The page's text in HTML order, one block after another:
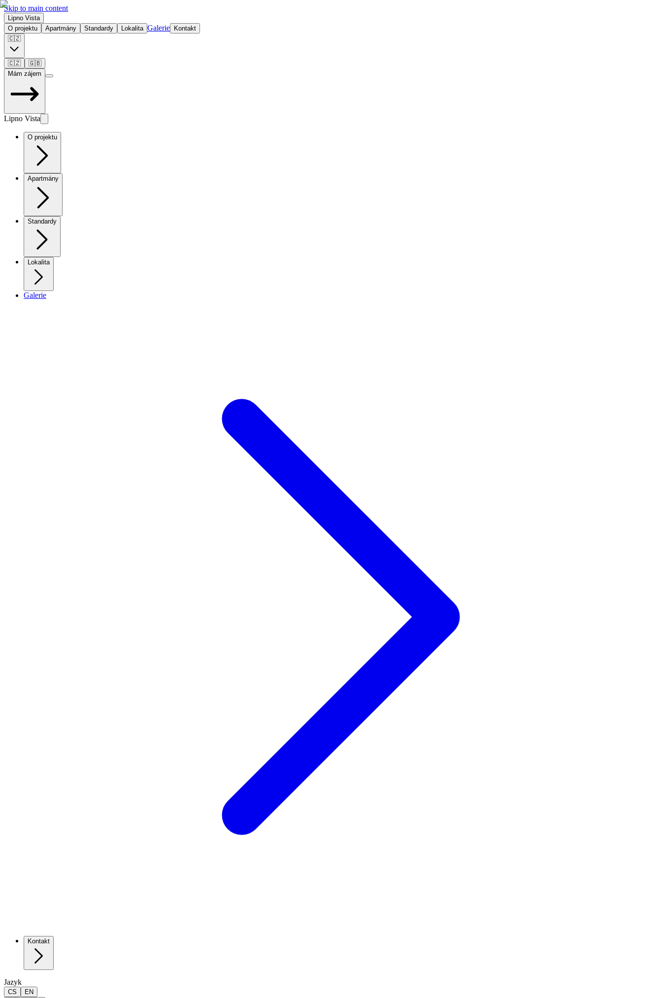
Skip to main content
Lipno Vista
O projektu
Apartmány Standardy Lokalita Galerie
Kontakt
🇨🇿
🇨🇿
🇬🇧
Mám zájem
Lipno Vista
O projektu
Apartmány
Standardy
Lokalita
Galerie
Kontakt
Jazyk
CS
EN